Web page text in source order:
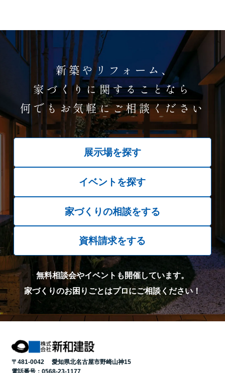
新築やリフォーム、
家づくりに関することなら
何でもお気軽にご相談ください
展示場を探す
イベントを探す
家づくりの相談をする
資料請求をする
無料相談会やイベントも開催しています。
家づくりのお困りごとはプロにご相談ください！
〒481-0042 愛知県北名古屋市野崎山神15
電話番号： 0568-23-1177